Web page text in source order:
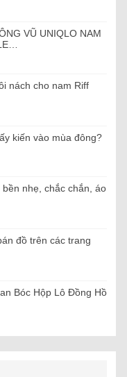
VŨ UNIQLO NAM
nách cho nam Riff
kiến vào mùa đông?
nhẹ, chắc chắn, áo
đồ trên các trang
Bóc Hộp Lô Đồng Hồ